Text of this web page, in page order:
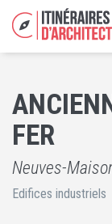
FER
Neuves-
Edifices industriels